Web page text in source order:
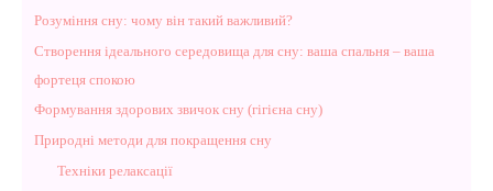
Розуміння сну: чому він такий важливий?
Створення ідеального середовища для сну: ваша спальня – ваша
фортеця спокою
Формування здорових звичок сну (гігієна сну)
Природні методи для покращення сну
Техніки релаксації